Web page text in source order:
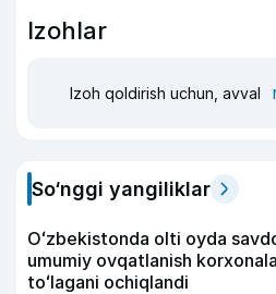
Izohlar
Izoh qoldirish uchun, avval
So‘nggi yangiliklar
Oʻzbekistonda olti oyda
umumiy ovqatlanish
toʻlagani ochiqlandi